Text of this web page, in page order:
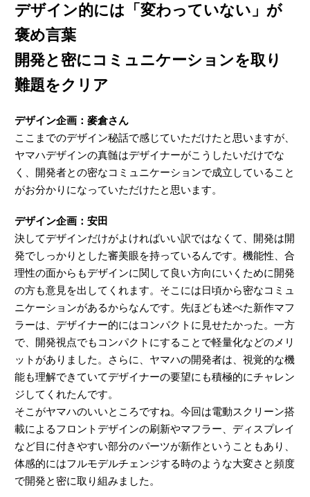
デザイン的には「変わっていない」が
褒め言葉
開発と密にコミュニケーションを取り
難題をクリア
デザイン企画：麥倉さん
ここまでのデザイン秘話で感じていただけたと思いますが、
ヤマハデザインの真髄はデザイナーがこうしたいだけでな
く、開発者との密なコミュニケーションで成立していること
がお分かりになっていただけたと思います。
デザイン企画：安田
決してデザインだけがよければいい訳ではなくて、開発は開
発でしっかりとした審美眼を持っているんです。機能性、合
理性の面からもデザインに関して良い方向にいくために開発
の方も意見を出してくれます。そこには日頃から密なコミュ
ニケーションがあるからなんです。先ほども述べた新作マフ
ラーは、デザイナー的にはコンパクトに見せたかった。一方
で、開発視点でもコンパクトにすることで軽量化などのメリ
ットがありました。さらに、ヤマハの開発者は、視覚的な機
能も理解できていてデザイナーの要望にも積極的にチャレン
ジしてくれたんです。
そこがヤマハのいいところですね。今回は電動スクリーン搭
載によるフロントデザインの刷新やマフラー、ディスプレイ
など目に付きやすい部分のパーツが新作ということもあり、
体感的にはフルモデルチェンジする時のような大変さと頻度
で開発と密に取り組みました。